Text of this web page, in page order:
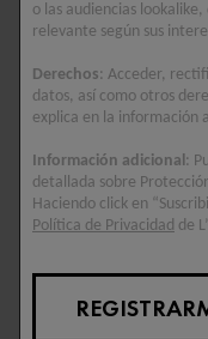
CUIDAR LA
LA PLAYA
Sol, mar y arena: ¡la
Afortunadamente, la
Vichy presenta una
diseñada para padres
Antiarena de Vichy es
más tiempo para los
o las audiencias
relevante según sus
Derechos: Acceder,
datos, así como otros
explica en la información
Información adicional:
detallada sobre
Haciendo click en
Política de Privacidad de